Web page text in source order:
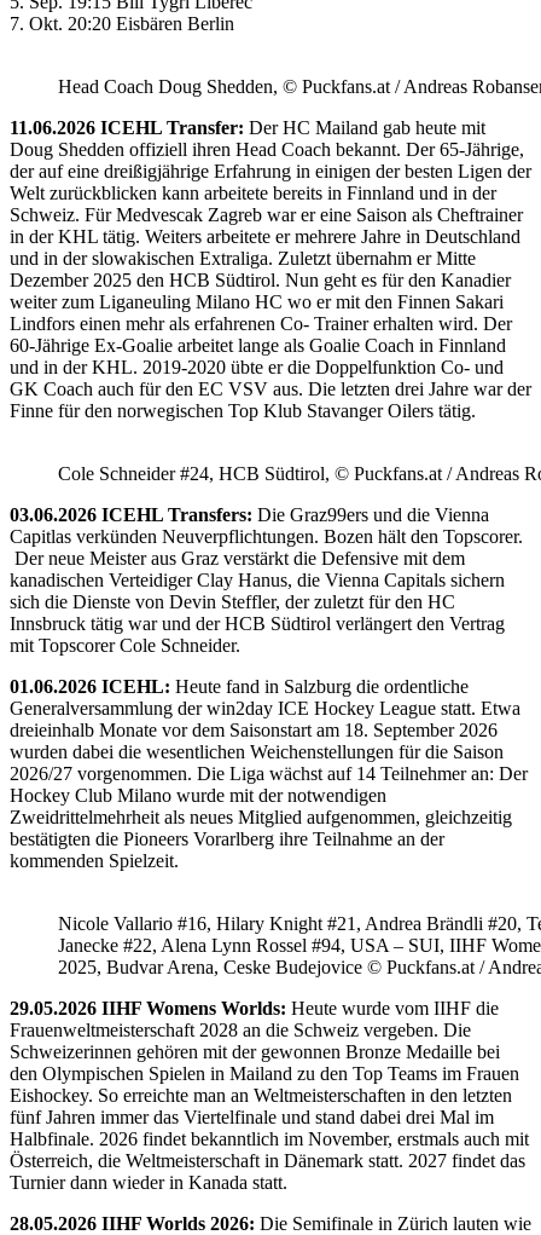
7. Okt. 20:20 Eisbären Berlin
Head Coach Doug Shedden, © Puckfans.at / Andreas
11.06.2026 ICEHL Transfer: Der HC Mailand gab heute mit
Doug Shedden offiziell ihren Head Coach bekannt. Der 65-Jährige,
der auf eine dreißigjährige Erfahrung in einigen der besten Ligen der
Welt zurückblicken kann arbeitete bereits in Finnland und in der
Schweiz. Für Medvescak Zagreb war er eine Saison als Cheftrainer
in der KHL tätig. Weiters arbeitete er mehrere Jahre in Deutschland
und in der slowakischen Extraliga. Zuletzt übernahm er Mitte
Dezember 2025 den HCB Südtirol. Nun geht es für den Kanadier
weiter zum Liganeuling Milano HC wo er mit den Finnen Sakari
Lindfors einen mehr als erfahrenen Co- Trainer erhalten wird. Der
60-Jährige Ex-Goalie arbeitet lange als Goalie Coach in Finnland
und in der KHL. 2019-2020 übte er die Doppelfunktion Co- und
GK Coach auch für den EC VSV aus. Die letzten drei Jahre war der
Finne für den norwegischen Top Klub Stavanger Oilers tätig.
Cole Schneider #24, HCB Südtirol, © Puckfans.at / Andreas
03.06.2026 ICEHL Transfers: Die Graz99ers und die Vienna
Capitlas verkünden Neuverpflichtungen. Bozen hält den Topscorer.
Der neue Meister aus Graz verstärkt die Defensive mit dem
kanadischen Verteidiger Clay Hanus, die Vienna Capitals sichern
sich die Dienste von Devin Steffler, der zuletzt für den HC
Innsbruck tätig war und der HCB Südtirol verlängert den Vertrag
mit Topscorer Cole Schneider.
01.06.2026 ICEHL: Heute fand in Salzburg die ordentliche
Generalversammlung der win2day ICE Hockey League statt. Etwa
dreieinhalb Monate vor dem Saisonstart am 18. September 2026
wurden dabei die wesentlichen Weichenstellungen für die Saison
2026/27 vorgenommen. Die Liga wächst auf 14 Teilnehmer an: Der
Hockey Club Milano wurde mit der notwendigen
Zweidrittelmehrheit als neues Mitglied aufgenommen, gleichzeitig
bestätigten die Pioneers Vorarlberg ihre Teilnahme an der
kommenden Spielzeit.
Nicole Vallario #16, Hilary Knight #21, Andrea Brändli #20,
Janecke #22, Alena Lynn Rossel #94, USA – SUI, IIHF
2025, Budvar Arena, Ceske Budejovice © Puckfans.at /
29.05.2026 IIHF Womens Worlds: Heute wurde vom IIHF die
Frauenweltmeisterschaft 2028 an die Schweiz vergeben. Die
Schweizerinnen gehören mit der gewonnen Bronze Medaille bei
den Olympischen Spielen in Mailand zu den Top Teams im Frauen
Eishockey. So erreichte man an Weltmeisterschaften in den letzten
fünf Jahren immer das Viertelfinale und stand dabei drei Mal im
Halbfinale. 2026 findet bekanntlich im November, erstmals auch mit
Österreich, die Weltmeisterschaft in Dänemark statt. 2027 findet das
Turnier dann wieder in Kanada statt.
28.05.2026 IIHF Worlds 2026: Die Semifinale in Zürich lauten wie